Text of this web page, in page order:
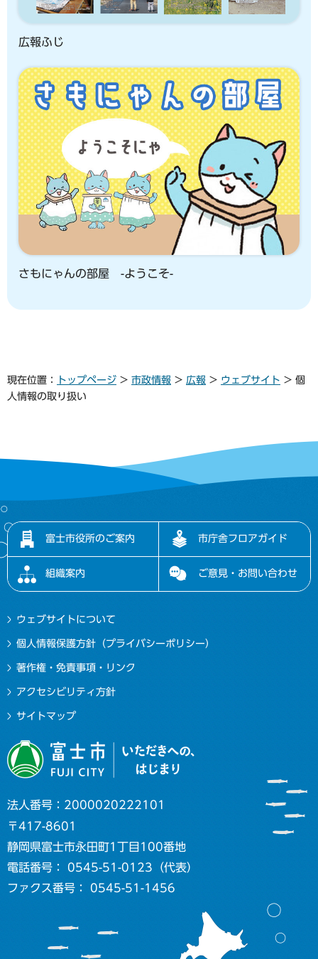
広報ふじ
さもにゃんの部屋 -ようこそ-
現在位置： トップページ > 市政情報 > 広報 > ウェブサイト > 個
人情報の取り扱い
富士市役所のご案内 市庁舎フロアガイド
組織案内 ご意見・お問い合わせ
ウェブサイトについて
個人情報保護方針（プライバシーポリシー）
著作権・免責事項・リンク
アクセシビリティ方針
サイトマップ
法人番号：2000020222101
〒417-8601
静岡県富士市永田町1丁目100番地
電話番号： 0545-51-0123（代表）
ファクス番号： 0545-51-1456